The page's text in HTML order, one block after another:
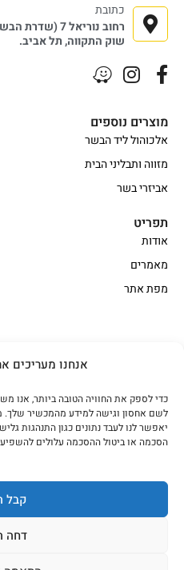
אנחנו מעריכים
לשם אחסון וגישה למידע מהמכשיר שלך.
יאפשר לנו לעבד נתונים כגון התנהגות
הסכמה או ביטול ההסכמה עלולים
קבל
דחה
אווז
בשר בקר עגלה משובח
הודו
נתחי פנים
מוצרים נוספים
אלכוהול ליד הבשר
מזווה ותבליני הבית
אביזרי בשר
תפריט
אודות
מאמרים
מפת אתר
כתובת
רחוב נוריאל 7 (שדרת הבשר)
שוק התקווה, תל אביב.